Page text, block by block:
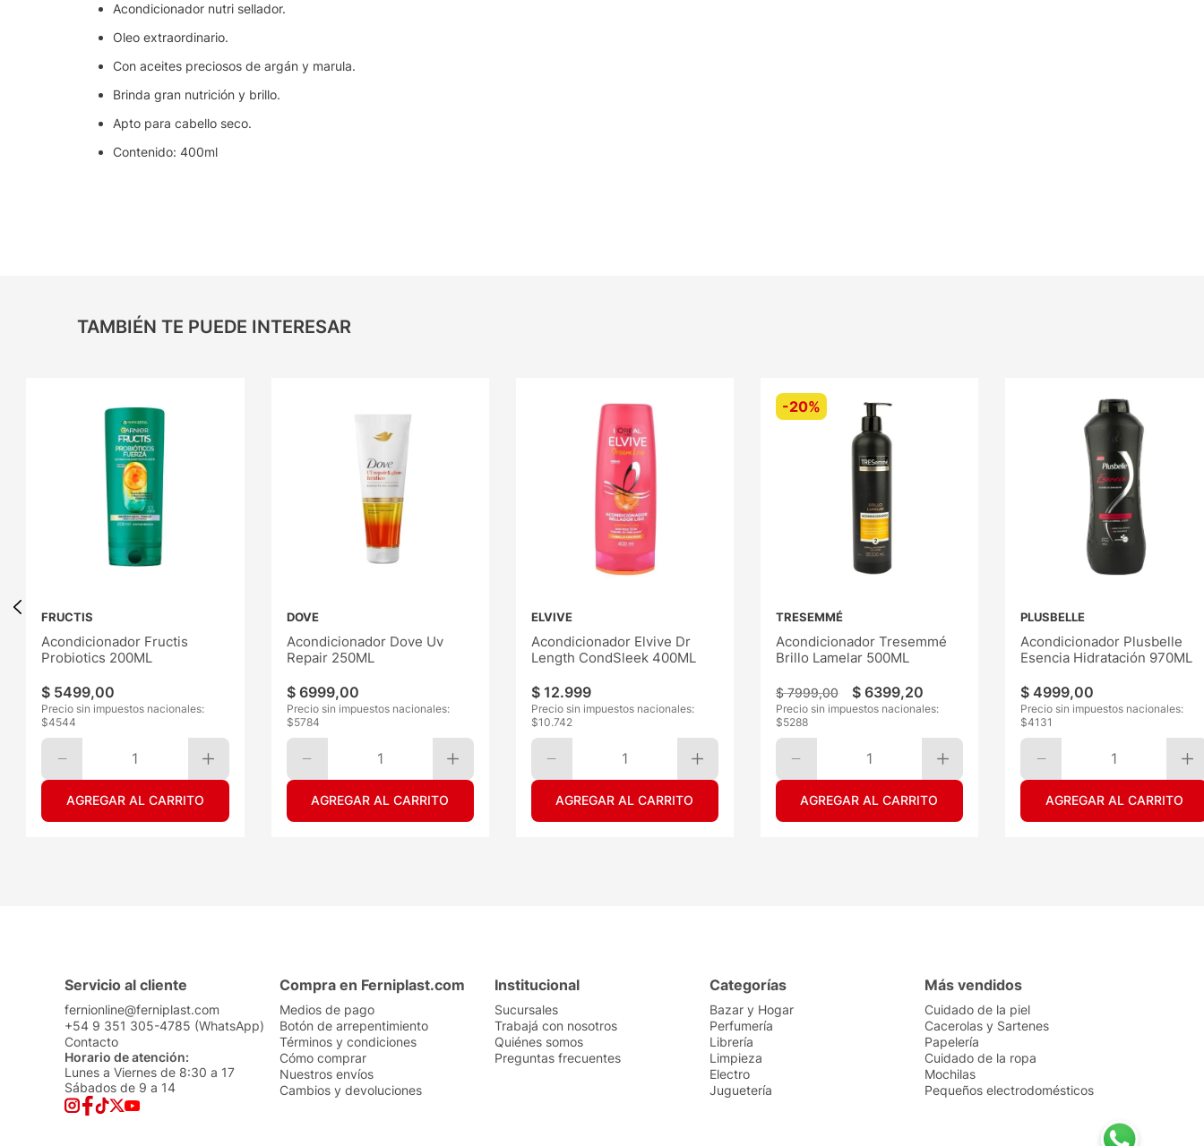
Acondicionador nutri sellador.
Oleo extraordinario.
Con aceites preciosos de argán y marula.
Brinda gran nutrición y brillo.
Apto para cabello seco.
Contenido: 400ml
TAMBIÉN TE PUEDE INTERESAR
FRUCTIS
Acondicionador Fructis
Probiotics 200ML
$ 5499,00
Precio sin impuestos nacionales:
$4544
1
AGREGAR AL CARRITO
DOVE
Acondicionador Dove Uv
Repair 250ML
$ 6999,00
Precio sin impuestos nacionales:
$5784
1
AGREGAR AL CARRITO
ELVIVE
Acondicionador Elvive Dr
Length CondSleek 400ML
$ 12.999
Precio sin impuestos nacionales:
$10.742
1
AGREGAR AL CARRITO
-20%
TRESEMMÉ
Acondicionador Tresemmé
Brillo Lamelar 500ML
$ 7999,00 $ 6399,20
Precio sin impuestos nacionales:
$5288
1
AGREGAR AL CARRITO
PLUSBELLE
Acondicionador Plusbelle
Esencia Hidratación 970ML
$ 4999,00
Precio sin impuestos nacionales:
$4131
1
AGREGAR AL CARRITO
Servicio al cliente
fernionline@ferniplast.com
+54 9 351 305-4785 (WhatsApp)
Contacto
Horario de atención:
Lunes a Viernes de 8:30 a 17
Sábados de 9 a 14
Compra en Ferniplast.com
Medios de pago
Botón de arrepentimiento
Términos y condiciones
Cómo comprar
Nuestros envíos
Cambios y devoluciones
Institucional
Sucursales
Trabajá con nosotros
Quiénes somos
Preguntas frecuentes
Categorías
Bazar y Hogar
Perfumería
Librería
Limpieza
Electro
Juguetería
Más vendidos
Cuidado de la piel
Cacerolas y Sartenes
Papelería
Cuidado de la ropa
Mochilas
Pequeños electrodomésticos